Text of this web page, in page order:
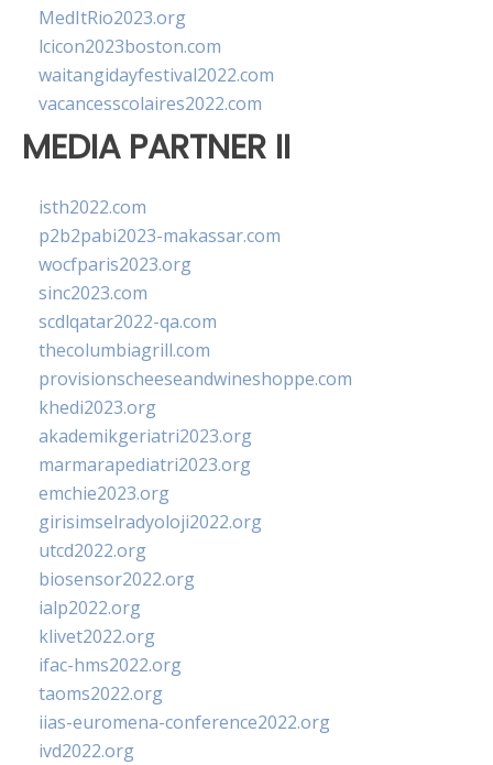
MedItRio2023.org
lcicon2023boston.com
waitangidayfestival2022.com
vacancesscolaires2022.com
MEDIA PARTNER II
isth2022.com
p2b2pabi2023-makassar.com
wocfparis2023.org
sinc2023.com
scdlqatar2022-qa.com
thecolumbiagrill.com
provisionscheeseandwineshoppe.com
khedi2023.org
akademikgeriatri2023.org
marmarapediatri2023.org
emchie2023.org
girisimselradyoloji2022.org
utcd2022.org
biosensor2022.org
ialp2022.org
klivet2022.org
ifac-hms2022.org
taoms2022.org
iias-euromena-conference2022.org
ivd2022.org